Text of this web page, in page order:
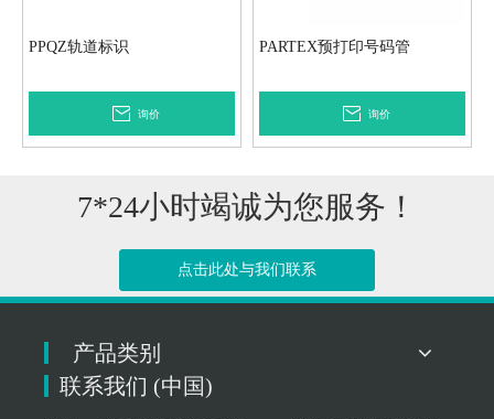
PPQZ轨道标识
询价
PARTEX预打印号码管
询价
7*24小时竭诚为您服务！
点击此处与我们联系
产品类别
联系我们 (中国)